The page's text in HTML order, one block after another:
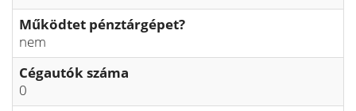
Működtet pénztárgépet?
nem
Cégautók száma
0